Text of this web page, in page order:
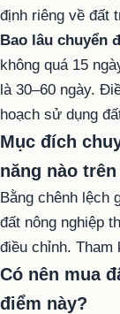
định riêng về đất
Bao lâu chuyển
không quá 15
là 30–60 ngày.
hoạch sử dụng
Mục đích
năng nào
Bằng chênh lệch
đất nông nghiệp
điều chỉnh. Tham
Có nên mua
điểm này?